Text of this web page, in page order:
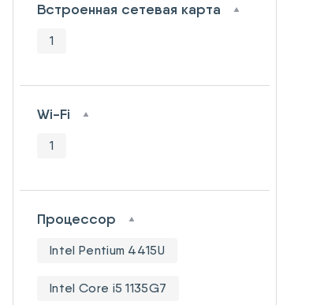
Встроенная сетевая карта
1
Wi-Fi
1
Процессор
Intel Pentium 4415U
Intel Core i5 1135G7